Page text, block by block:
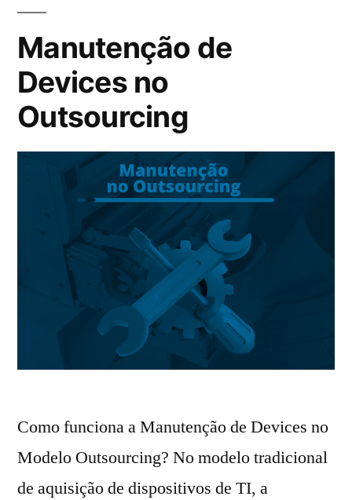
Manutenção de
Devices no
Outsourcing
Como funciona a Manutenção de Devices no
Modelo Outsourcing? No modelo tradicional
de aquisição de dispositivos de TI, a